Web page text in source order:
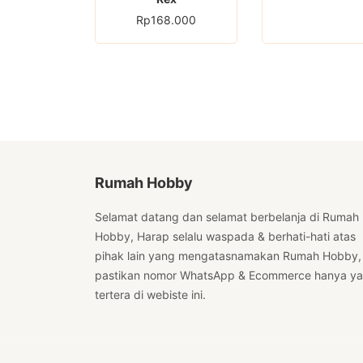
Rp168.000
Rumah Hobby
Selamat datang dan selamat berbelanja di Rumah
Hobby, Harap selalu waspada & berhati-hati atas
pihak lain yang mengatasnamakan Rumah Hobby,
pastikan nomor WhatsApp & Ecommerce hanya
tertera di webiste ini.